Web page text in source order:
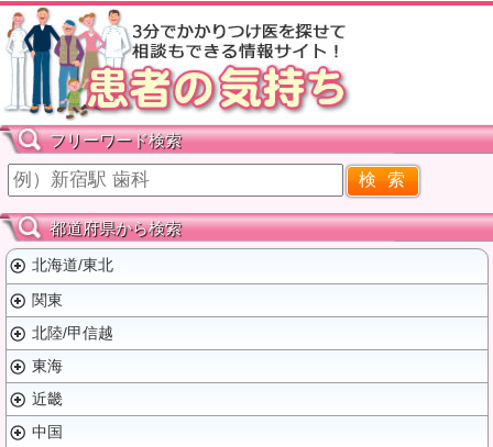
フリーワード検索
都道府県から検索
北海道/東北
関東
北陸/甲信越
東海
近畿
中国